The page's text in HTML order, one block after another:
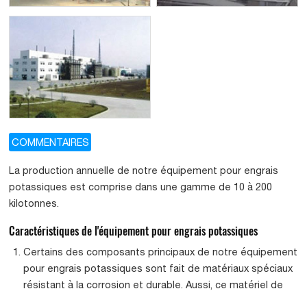
COMMENTAIRES
La production annuelle de notre équipement pour engrais
potassiques est comprise dans une gamme de 10 à 200
kilotonnes.
Caractéristiques de l'équipement pour engrais potassiques
Certains des composants principaux de notre équipement
pour engrais potassiques sont fait de matériaux spéciaux
résistant à la corrosion et durable. Aussi, ce matériel de